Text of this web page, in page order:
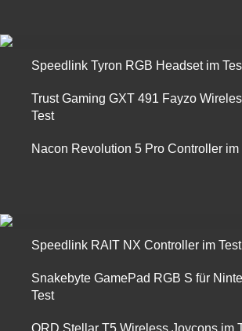
Speedlink Tyron RGB Headset im
Trust Gaming GXT 491 Fayzo
Test
Nacon Revolution 5 Pro Controller im
Speedlink RAIT NX Controller im Test
Snakebyte GamePad RGB S für
Test
QRD Stellar T5 Wireless Joycons im